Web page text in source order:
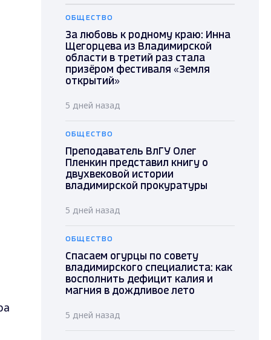
ОБЩЕСТВО
За любовь к родному краю: Инна
Щегорцева из Владимирской
области в третий раз стала
призёром фестиваля «Земля
открытий»
5 дней назад
ОБЩЕСТВО
Преподаватель ВлГУ Олег
Пленкин представил книгу о
двухвековой истории
владимирской прокуратуры
5 дней назад
ОБЩЕСТВО
Спасаем огурцы по совету
владимирского специалиста: как
восполнить дефицит калия и
магния в дождливое лето
5 дней назад